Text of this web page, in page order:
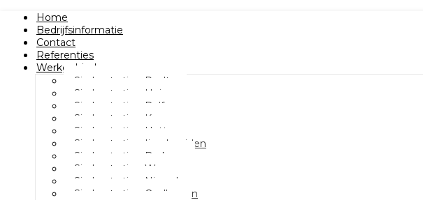
Home
Bedrijfsinformatie
Contact
Referenties
Werkgebied
Sierbestrating Raalte
Sierbestrating Heino
Sierbestrating Dalfsen
Sierbestrating Kampen
Sierbestrating Hattem
Sierbestrating Ijsselmuiden
Sierbestrating Berkum
Sierbestrating Wezep
Sierbestrating Nieuwleusen
Sierbestrating Oudleusen